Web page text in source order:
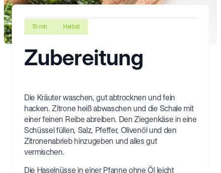
15 min Herbst
Zubereitung
Die Kräuter waschen, gut abtrocknen und fein
hacken. Zitrone heiß abwaschen und die Schale mit
einer feinen Reibe abreiben. Den Ziegenkäse in eine
Schüssel füllen, Salz, Pfeffer, Olivenöl und den
Zitronenabrieb hinzugeben und alles gut
vermischen.
Die Haselnüsse in einer Pfanne ohne Öl leicht